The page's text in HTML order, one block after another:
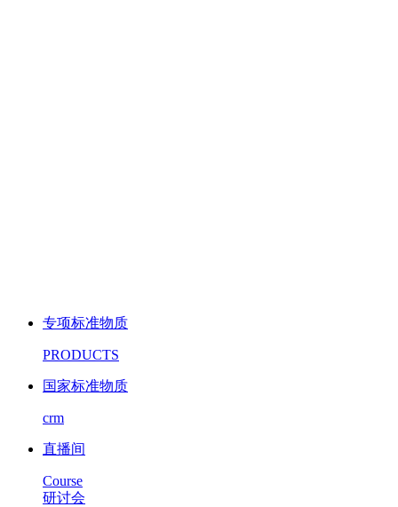
专项标准物质
PRODUCTS
国家标准物质
crm
直播间
Course
研讨会